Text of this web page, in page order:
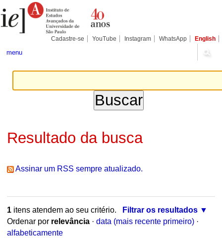
para
conteúdo.
Pessoais
Cadastre-se YouTube Instagram WhatsApp English
menu
Resultado da busca
Assinar um RSS sempre atualizado.
1itens atendem ao seu critério.
Filtrar os resultados
Ordenar por relevância · data (mais recente primeiro) ·
alfabeticamente